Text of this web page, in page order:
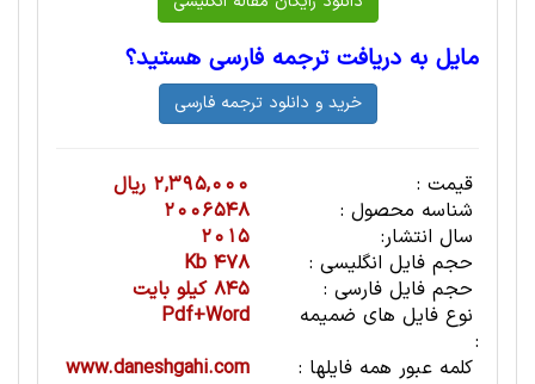
مایل به دریافت ترجمه فارسی هستید؟
قیمت :
2,395,000 ریال
شناسه محصول :
2006548
سال انتشار:
2015
حجم فایل انگلیسی :
478 Kb
حجم فایل فارسی :
845 کیلو بایت
نوع فایل های ضمیمه
:
Pdf+Word
کلمه عبور همه فایلها :
www.daneshgahi.com